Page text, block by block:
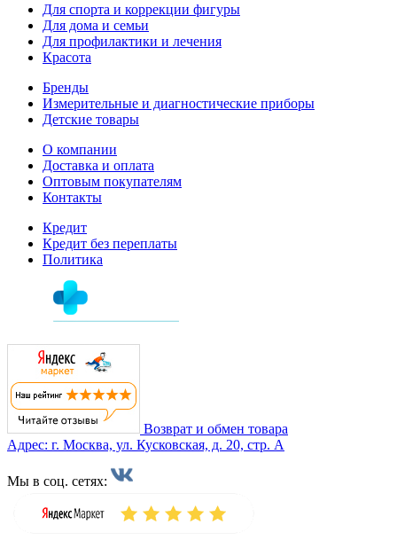
Для спорта и коррекции фигуры
Для дома и семьи
Для профилактики и лечения
Красота
Бренды
Измерительные и диагностические приборы
Детские товары
О компании
Доставка и оплата
Оптовым покупателям
Контакты
Кредит
Кредит без переплаты
Политика
Возврат и обмен товара
Адрес: г. Москва, ул. Кусковская, д. 20, стр. А
Мы в соц. сетях: